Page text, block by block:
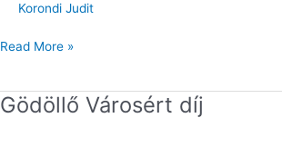
Korondi Judit
Read More »
Gödöllő Városért díj
Gödöllő